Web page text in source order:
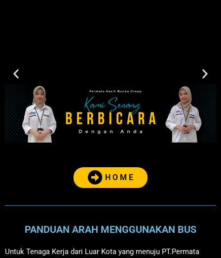
H O M E
PANDUAN ARAH MENGGUNAKAN BUS
Untuk Tenaga Kerja dari Luar Kota yang menuju PT.Permata